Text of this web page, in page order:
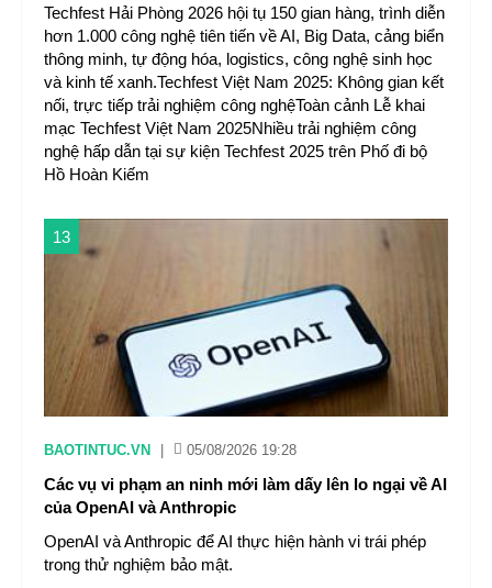
Techfest Hải Phòng 2026 hội tụ 150 gian hàng, trình diễn
hơn 1.000 công nghệ tiên tiến về AI, Big Data, cảng biển
thông minh, tự động hóa, logistics, công nghệ sinh học
và kinh tế xanh.​Techfest Việt Nam 2025: Không gian kết
nối, trực tiếp trải nghiệm công nghệToàn cảnh Lễ khai
mạc Techfest Việt Nam 2025Nhiều trải nghiệm công
nghệ hấp dẫn tại sự kiện Techfest 2025 trên Phố đi bộ
Hồ Hoàn Kiếm
13
BAOTINTUC.VN 05/08/2026 19:28
Các vụ vi phạm an ninh mới làm dấy lên lo ngại về AI
của OpenAI và Anthropic
OpenAI và Anthropic để AI thực hiện hành vi trái phép
trong thử nghiệm bảo mật.